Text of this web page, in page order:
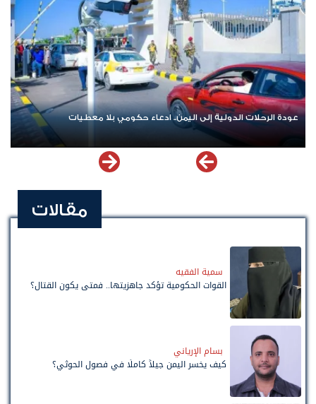
الدولية إلى اليمن.. ادعاء حكومي بلا معطيات اشترك الآن
مقالات
سمية الفقيه
القوات الحكومية تؤكد جاهزيتها.. فمتى يكون القتال؟
بسام الإرياني
كيف يخسر اليمن جيلاً كاملًا في فصول الحوثي؟